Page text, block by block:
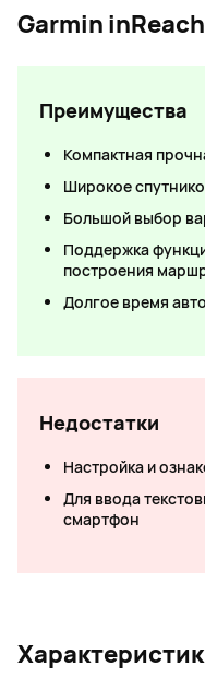
Garmin
Преимущества
Компактная
Широкое
Большой выбор
Поддержка
построения
Долгое время
Недостатки
Настройка и
Для ввода
смартфон